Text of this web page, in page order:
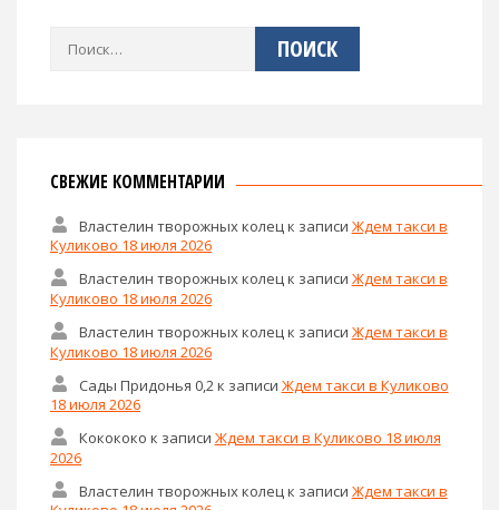
Найти:
СВЕЖИЕ КОММЕНТАРИИ
Властелин творожных колец к записи Ждем такси в
Куликово 18 июля 2026
Властелин творожных колецк записи Ждем такси в
Куликово 18 июля 2026
Властелин творожных колецк записи Ждем такси в
Куликово 18 июля 2026
Сады Придонья 0,2 к записи Ждем такси в Куликово
18 июля 2026
Кокококо к записи Ждем такси в Куликово 18 июля
2026
Властелин творожных колец к записи Ждем такси в